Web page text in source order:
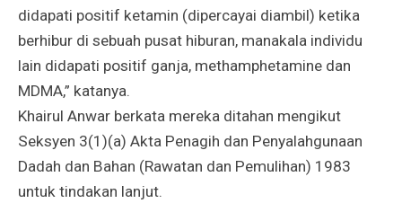
didapati positif ketamin (dipercayai diambil) ketika
berhibur di sebuah pusat hiburan, manakala individu
lain didapati positif ganja, methamphetamine dan
MDMA,” katanya.
Khairul Anwar berkata mereka ditahan mengikut
Seksyen 3(1)(a) Akta Penagih dan Penyalahgunaan
Dadah dan Bahan (Rawatan dan Pemulihan) 1983
untuk tindakan lanjut.